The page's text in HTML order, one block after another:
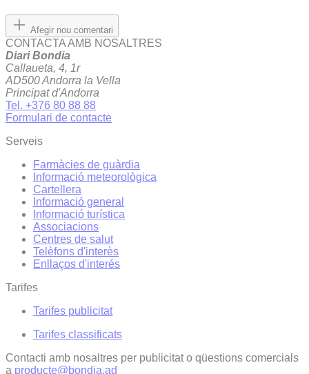
Afegir nou comentari
CONTACTA AMB NOSALTRES
Diari Bondia
Callaueta, 4, 1r
AD500 Andorra la Vella
Principat d'Andorra
Tel. +376 80 88 88
Formulari de contacte
Serveis
Farmàcies de guàrdia
Informació meteorològica
Cartellera
Informació general
Informació turística
Associacions
Centres de salut
Telèfons d'interès
Enllaços d'interés
Tarifes
Tarifes publicitat
Tarifes classificats
Contacti amb nosaltres per publicitat o qüestions comercials
a producte@bondia.ad